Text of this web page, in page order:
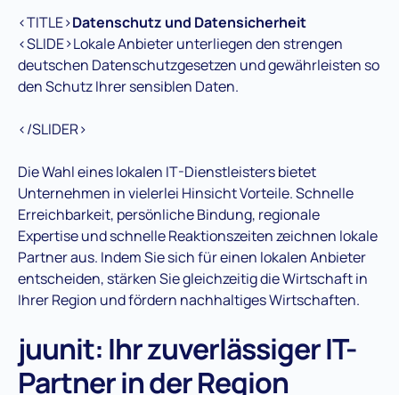
<TITLE>Datenschutz und Datensicherheit
<SLIDE>Lokale Anbieter unterliegen den strengen
deutschen Datenschutzgesetzen und gewährleisten so
den Schutz Ihrer sensiblen Daten.
</SLIDER>
Die Wahl eines lokalen IT-Dienstleisters bietet
Unternehmen in vielerlei Hinsicht Vorteile. Schnelle
Erreichbarkeit, persönliche Bindung, regionale
Expertise und schnelle Reaktionszeiten zeichnen lokale
Partner aus. Indem Sie sich für einen lokalen Anbieter
entscheiden, stärken Sie gleichzeitig die Wirtschaft in
Ihrer Region und fördern nachhaltiges Wirtschaften.
juunit: Ihr zuverlässiger IT-
Partner in der Region